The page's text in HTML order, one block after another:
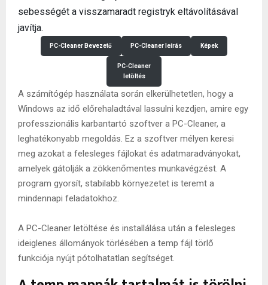
sebességét a visszamaradt registryk eltávolításával
javítja.
PC-Cleaner Bevezető PC-Cleaner leírás Képek
PC-Cleaner
letöltés
A számítógép használata során elkerülhetetlen, hogy a
Windows az idő előrehaladtával lassulni kezdjen, amire egy
professzionális karbantartó szoftver a PC-Cleaner, a
leghatékonyabb megoldás. Ez a szoftver mélyen keresi
meg azokat a felesleges fájlokat és adatmaradványokat,
amelyek gátolják a zökkenőmentes munkavégzést. A
program gyorsít, stabilabb környezetet is teremt a
mindennapi feladatokhoz.
A PC-Cleaner letöltése és installálása után a felesleges
ideiglenes állományok törlésében a temp fájl törlő
funkciója nyújt pótolhatatlan segítséget.